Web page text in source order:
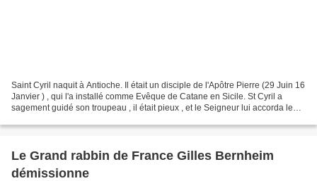
Saint Cyril naquit à Antioche. Il était un disciple de l'Apôtre Pierre (29 Juin 16
Janvier ) , qui l'a installé comme Evêque de Catane en Sicile. St Cyril a
sagement guidé son troupeau , il était pieux , et le Seigneur lui accorda le
Le Grand rabbin de France Gilles Bernheim
démissionne